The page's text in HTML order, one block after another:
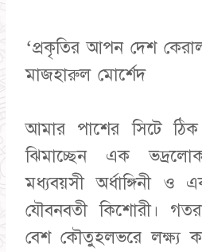
‘প্রকৃতির আপন দেশ
মাজহারুল মোর্শেদ
আমার পাশের সিটে
ঝিমাচ্ছেন এক
মধ্যবয়সী অর্ধাঙ্গিনী ও
যৌবনবতী কিশোরী।
বেশ কৌতুহলভরে লক্ষ্য